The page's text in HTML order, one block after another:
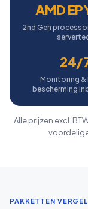
AMD
2nd Gen
24/
Monitoring &
bescherming
Alle prijzen excl.
PAKKETTEN